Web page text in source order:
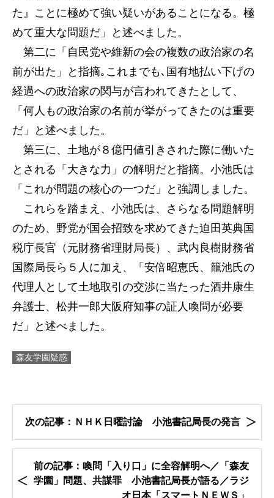
た』ことに極めて強い疑いがあることになる。極
めて重大な問題だ」と述べました。
第二に「自民党や維新の会の複数の政治家の名
前が出た」と指摘｡これまでも､国有地払い下げの
経過への政治家の関与が言われてきたとして、
「何人もの政治家の名前が挙がってきたのは重要
だ」と述べました。
第三に、土地が８億円値引きされた際に働いた
とされる「大きな力」の解明だと指摘。小池氏は
「これが問題の核心の一つだ」と強調しました。
これらを踏まえ、小池氏は、さらなる問題解明
のため、野党が国会招致を求めてきた迫田英典国
税庁長官（元財務省理財局長）、武内良樹財務省
国際局長ら５人に加え、「安倍昭恵氏、籠池氏の
代理人として土地取引の交渉に当たった酒井康生
弁護士、松井一郎大阪府知事の証人喚問が必要
だ」と述べました。
森友学園疑惑
次の記事：ＮＨＫ日曜討論 小池書記局長の発言
前の記事：喚問「入り口」に全容解明へ／「森友
学園」問題、共謀罪 小池書記局長が語る／ラジ
オ日本「スマートＮＥＷＳ」